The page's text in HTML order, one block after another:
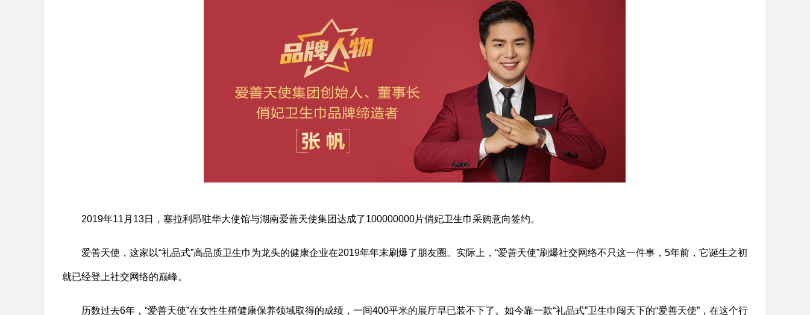
2019年11月13日，塞拉利昂驻华大使馆与湖南爱善天使集团达成了100000000片俏妃卫生巾采购意向签约。
爱善天使，这家以“礼品式”高品质卫生巾为龙头的健康企业在2019年年末刷爆了朋友圈。实际上，“爱善天使”刷爆社交网络不只这一件事，5年前，它诞生之初
就已经登上社交网络的巅峰。
历数过去6年，“爱善天使”在女性生殖健康保养领域取得的成绩，一间400平米的展厅早已装不下了。如今靠一款“礼品式”卫生巾闯天下的“爱善天使”，在这个行